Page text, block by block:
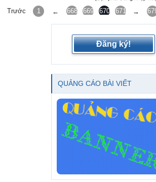
Trước 1 ← 668 669 670 671 672
→
Đăng ký!
QUẢNG CÁO BÀI VIẾT